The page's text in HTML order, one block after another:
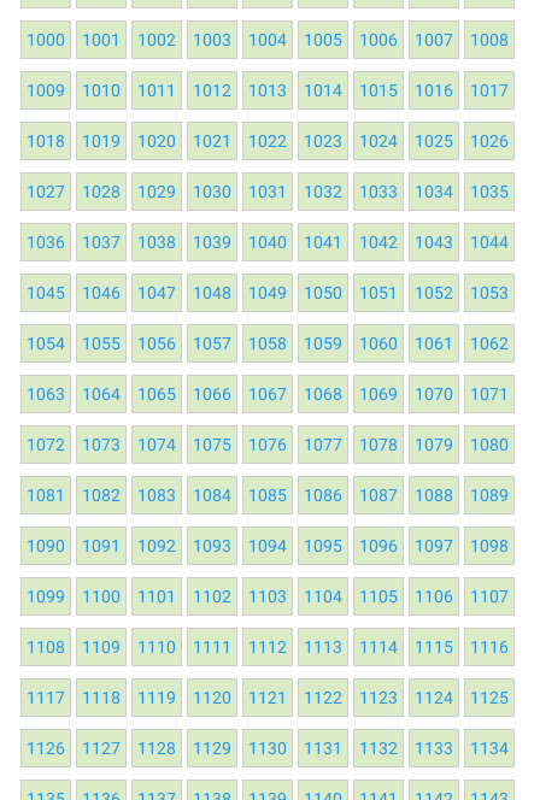
1000 1001 1002 1003 1004 1005 1006 1007 1008
1009 1010 1011 1012 1013 1014 1015 1016 1017
1018 1019 1020 1021 1022 1023 1024 1025 1026
1027 1028 1029 1030 1031 1032 1033 1034 1035
1036 1037 1038 1039 1040 1041 1042 1043 1044
1045 1046 1047 1048 1049 1050 1051 1052 1053
1054 1055 1056 1057 1058 1059 1060 1061 1062
1063 1064 1065 1066 1067 1068 1069 1070 1071
1072 1073 1074 1075 1076 1077 1078 1079 1080
1081 1082 1083 1084 1085 1086 1087 1088 1089
1090 1091 1092 1093 1094 1095 1096 1097 1098
1099 1100 1101 1102 1103 1104 1105 1106 1107
1108 1109 1110 1111 1112 1113 1114 1115 1116
1117 1118 1119 1120 1121 1122 1123 1124 1125
1126 1127 1128 1129 1130 1131 1132 1133 1134